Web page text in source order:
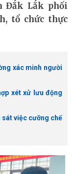
Đắk Lắk phối
tổ chức thực
xác minh người
xét xử lưu động
sát việc cưỡng chế